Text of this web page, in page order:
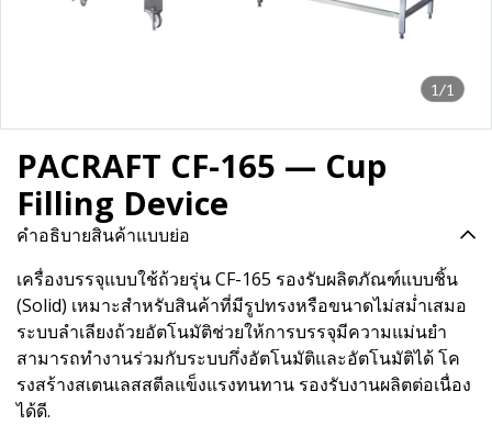
1/1
PACRAFT CF-165 — Cup
Filling Device
คำอธิบายสินค้าแบบย่อ
เครื่องบรรจุแบบใช้ถ้วยรุ่น CF-165 รองรับผลิตภัณฑ์แบบชิ้น
(Solid) เหมาะสำหรับสินค้าที่มีรูปทรงหรือขนาดไม่สม่ำเสมอ
ระบบลำเลียงถ้วยอัตโนมัติช่วยให้การบรรจุมีความแม่นยำ
สามารถทำงานร่วมกับระบบกึ่งอัตโนมัติและอัตโนมัติได้ โค
รงสร้างสเตนเลสสตีลแข็งแรงทนทาน รองรับงานผลิตต่อเนื่อง
ได้ดี.